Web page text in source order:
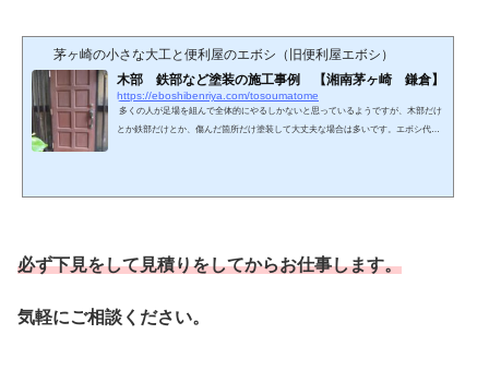
茅ヶ崎の小さな大工と便利屋のエボシ（旧便利屋エボシ）
木部 鉄部など塗装の施工事例 【湘南茅ヶ崎 鎌倉】
https://eboshibenriya.com/tosoumatome
多くの人が足場を組んで全体的にやるしかないと思っているようですが、木部だけ
とか鉄部だけとか、傷んだ箇所だけ塗装して大丈夫な場合は多いです。エボシ代
必ず下見をして見積りをしてからお仕事します。
気軽にご相談ください。